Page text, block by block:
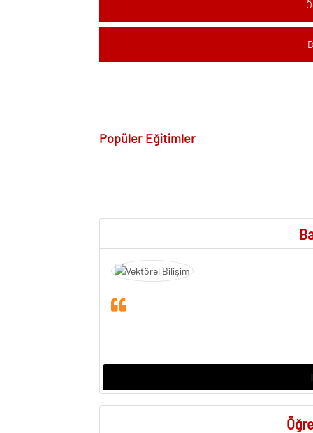
Popüler Eğitimler